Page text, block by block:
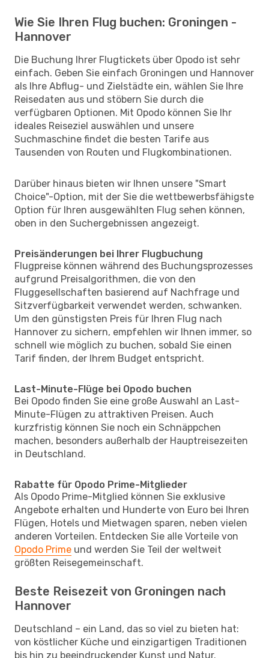
Wie Sie Ihren Flug buchen: Groningen -
Hannover
Die Buchung Ihrer Flugtickets über Opodo ist sehr
einfach. Geben Sie einfach Groningen und Hannover
als Ihre Abflug- und Zielstädte ein, wählen Sie Ihre
Reisedaten aus und stöbern Sie durch die
verfügbaren Optionen. Mit Opodo können Sie Ihr
ideales Reiseziel auswählen und unsere
Suchmaschine findet die besten Tarife aus
Tausenden von Routen und Flugkombinationen.
Darüber hinaus bieten wir Ihnen unsere "Smart
Choice"-Option, mit der Sie die wettbewerbsfähigste
Option für Ihren ausgewählten Flug sehen können,
oben in den Suchergebnissen angezeigt.
Preisänderungen bei Ihrer Flugbuchung
Flugpreise können während des Buchungsprozesses
aufgrund Preisalgorithmen, die von den
Fluggesellschaften basierend auf Nachfrage und
Sitzverfügbarkeit verwendet werden, schwanken.
Um den günstigsten Preis für Ihren Flug nach
Hannover zu sichern, empfehlen wir Ihnen immer, so
schnell wie möglich zu buchen, sobald Sie einen
Tarif finden, der Ihrem Budget entspricht.
Last-Minute-Flüge bei Opodo buchen
Bei Opodo finden Sie eine große Auswahl an Last-
Minute-Flügen zu attraktiven Preisen. Auch
kurzfristig können Sie noch ein Schnäppchen
machen, besonders außerhalb der Hauptreisezeiten
in Deutschland.
Rabatte für Opodo Prime-Mitglieder
Als Opodo Prime-Mitglied können Sie exklusive
Angebote erhalten und Hunderte von Euro bei Ihren
Flügen, Hotels und Mietwagen sparen, neben vielen
anderen Vorteilen. Entdecken Sie alle Vorteile von
Opodo Prime und werden Sie Teil der weltweit
größten Reisegemeinschaft.
Beste Reisezeit von Groningen nach
Hannover
Deutschland – ein Land, das so viel zu bieten hat:
von köstlicher Küche und einzigartigen Traditionen
bis hin zu beeindruckender Kunst und Natur.